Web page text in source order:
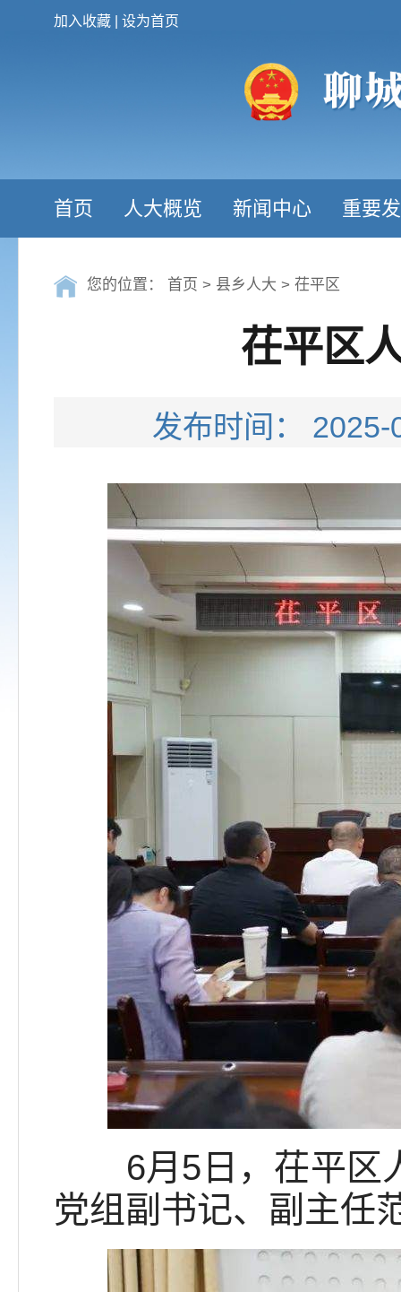
加入收藏 设为首页
首页 人大概览 新闻中心 重要
您的位置： 首页 > 县乡人大 > 茌平区
茌平区
发布时间：
6月5日，茌平区人
党组副书记、副主任